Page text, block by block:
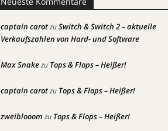
captain carotzuSwitch & Switch 2 – aktuelle
Verkaufszahlen von Hard- und Software
Max Snakezu Tops & Flops – Heißer!
captain carotzu Tops & Flops – Heißer!
zweiblooom zu Tops & Flops – Heißer!